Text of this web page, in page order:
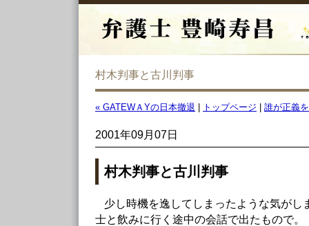
村木判事と古川判事
« GATEWＡYの日本撤退 トップページ 誰が正義
2001年09月07日
村木判事と古川判事
少し時機を逸してしまったような気がし
士と飲みに行く途中の会話で出たもので。